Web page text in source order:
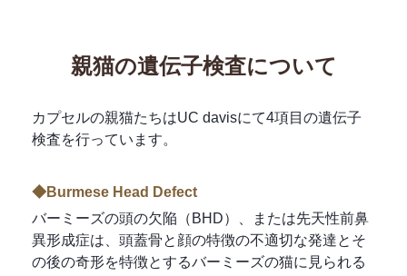
親猫の遺伝子検査について
カプセルの親猫たちはUC davisにて4項目の遺伝子
検査を行っています。
◆Burmese Head Defect
バーミーズの頭の欠陥（BHD）、または先天性前鼻
異形成症は、頭蓋骨と顔の特徴の不適切な発達と そ
の後の奇形を特徴とするバーミーズの猫に見られる